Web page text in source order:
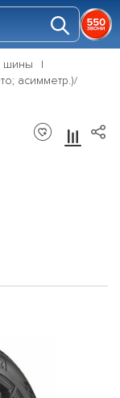
шины
асимметр.)/